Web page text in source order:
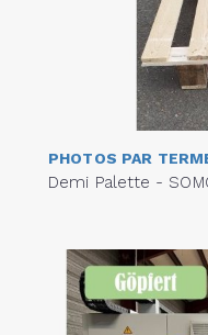
PHOTOS PAR
Demi Palette -